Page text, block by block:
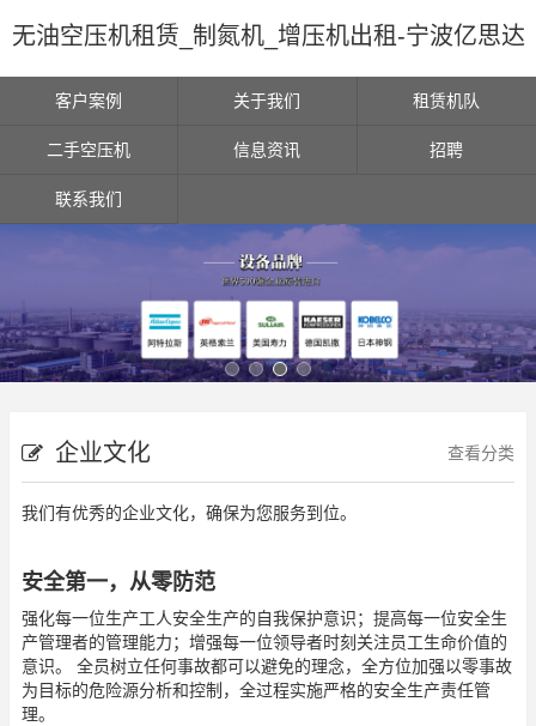
无油空压机租赁_制氮机_增压机出租-宁波亿思达
客户案例 关于我们 租赁机队
二手空压机 信息资讯 招聘
联系我们
企业文化 查看分类
我们有优秀的企业文化，确保为您服务到位。
安全第一，从零防范
强化每一位生产工人安全生产的自我保护意识；提高每一位安全生
产管理者的管理能力；增强每一位领导者时刻关注员工生命价值的
意识。 全员树立任何事故都可以避免的理念，全方位加强以零事故
为目标的危险源分析和控制，全过程实施严格的安全生产责任管
理。